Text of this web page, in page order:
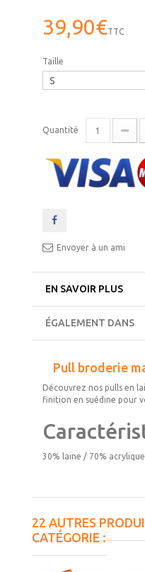
39,90€TTC
Taille
Quantité
Envoyer à un ami
EN SAVOIR PLUS
ÉGALEMENT DANS
Pull broderie
Découvrez nos pulls en
finition en suédine pour
30% laine / 70% acrylique
22 AUTRES
CATÉGORIE :